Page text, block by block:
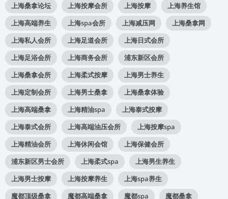
上海桑拿论坛
上海按摩会所 上海按摩
上海养生馆
上海高端养生
上海spa会所 上海减压网
上海桑拿网
上海私人会所
上海足道会所
上海日式会所
上海足浴会所
上海商务会所
浦东新区会所
上海桑拿会所
上海柔式按摩
上海男士养生
上海定制会所
上海男士桑拿
上海桑拿体验
上海高端桑拿
上海精油spa
上海泰式按摩
上海泰式会所
上海高端油压会所
上海按摩spa
上海精油会所
上海休闲会馆
上海保健会所
浦东新区男士会所
上海柔式spa
上海男生养生
上海男士按摩
上海按摩养生
上海spa养生
魔都顶级桑拿
魔都高端桑拿 魔都spa 魔都桑拿